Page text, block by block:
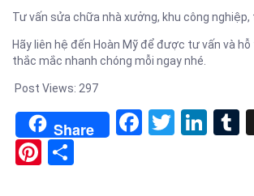
Tư vấn sửa chữa nhà xưởng, khu công nghiệp,
Hãy liên hệ đến Hoàn Mỹ để được tư vấn và
thắc mắc nhanh chóng mỗi ngay nhé.
Post Views: 297
Share Facebook
Twitter
Pinterest